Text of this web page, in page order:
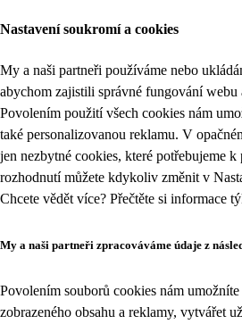
Nastavení soukromí a cookies
My a naši partneři používáme nebo
abychom zajistili správné fungování webu
Povolením použití všech cookies nám
také personalizovanou reklamu. V
jen nezbytné cookies, které potřebujeme
rozhodnutí můžete kdykoliv změnit v
Chcete vědět více? Přečtěte si informace
My a naši partneři zpracováváme údaje z
Povolením souborů cookies nám
zobrazeného obsahu a reklamy, vytvářet